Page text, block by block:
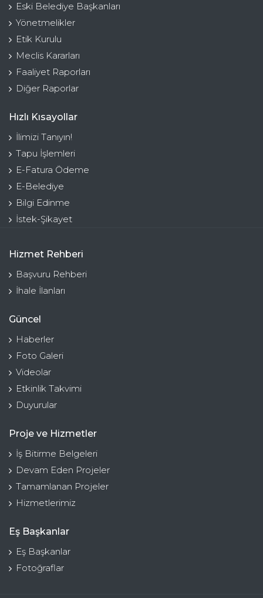
Eski Belediye Başkanları
Yönetmelikler
Etik Kurulu
Meclis Kararları
Faaliyet Raporları
Diğer Raporlar
Hızlı Kısayollar
İlimizi Tanıyın!
Tapu İşlemleri
E-Fatura Ödeme
E-Belediye
Bilgi Edinme
İstek-Şikayet
Hizmet Rehberi
Başvuru Rehberi
İhale İlanları
Güncel
Haberler
Foto Galeri
Videolar
Etkinlik Takvimi
Duyurular
Proje ve Hizmetler
İş Bitirme Belgeleri
Devam Eden Projeler
Tamamlanan Projeler
Hizmetlerimiz
Eş Başkanlar
Eş Başkanlar
Fotoğraflar